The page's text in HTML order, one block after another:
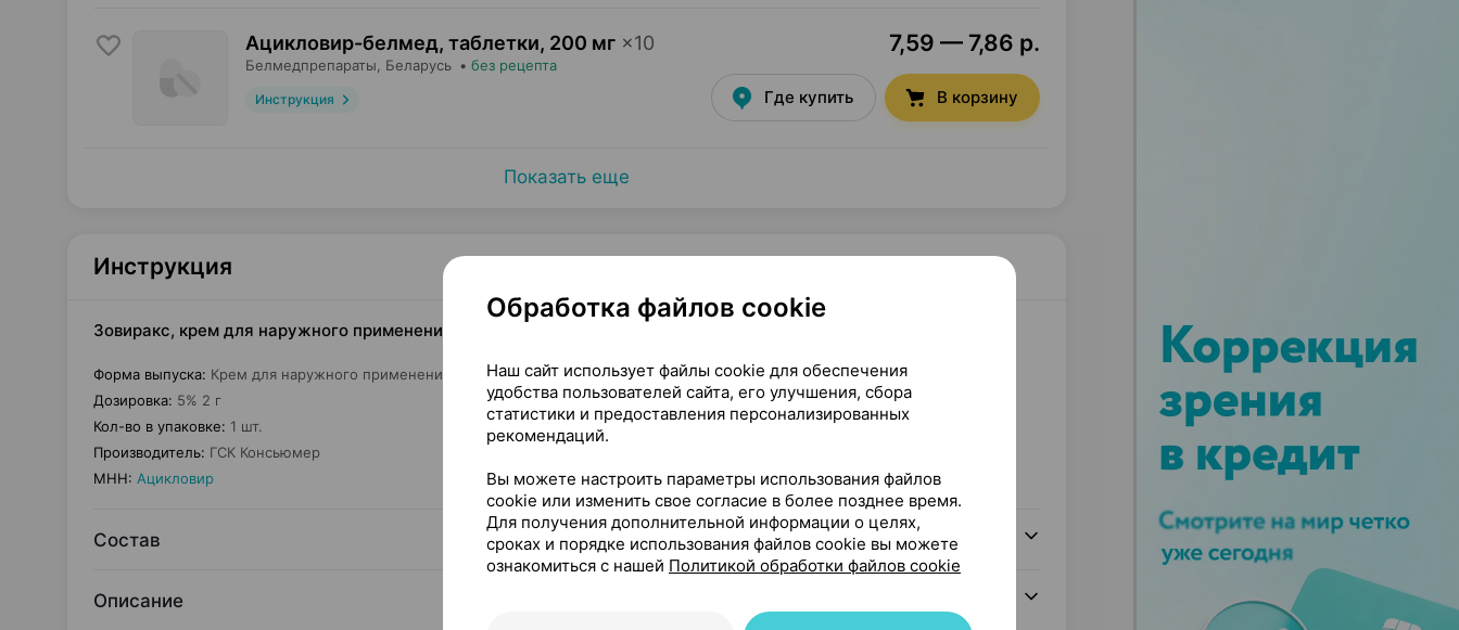
Ацикловир-белмед, таблетки, 200 мг ×10
Белмедпрепараты , Беларусь • без рецепта
Инструкция
7,59 — 7,86 р.
Где купить В корзину
Показать еще
Инструкция
Зовиракс, крем для наружного применения, 5% 2 г ×1, ГСК Консьюмер Великобритания
Форма выпуска: Крем для наружного применения
Дозировка: 5% 2 г
Кол-во в упаковке: 1 шт.
Производитель: ГСК Консьюмер
МНН: Ацикловир
Состав
Описание
Обработка файлов cookie
Наш сайт использует файлы cookie для обеспечения
удобства пользователей сайта, его улучшения, сбора
статистики и предоставления персонализированных
рекомендаций.
Вы можете настроить параметры использования файлов
cookie или изменить свое согласие в более позднее время.
Для получения дополнительной информации о целях,
сроках и порядке использования файлов cookie вы можете
ознакомиться с нашей Политикой обработки файлов cookie